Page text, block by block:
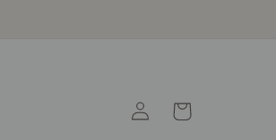
ConnexionPanier